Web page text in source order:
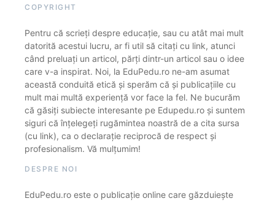
COPYRIGHT
Pentru că scrieți despre educație, sau cu atât mai mult
datorită acestui lucru, ar fi util să citați cu link, atunci
când preluați un articol, părți dintr-un articol sau o idee
care v-a inspirat. Noi, la EduPedu.ro ne-am asumat
această conduită etică și sperăm că și publicațiile cu
mult mai multă experiență vor face la fel. Ne bucurăm
că găsiți subiecte interesante pe Edupedu.ro și suntem
siguri că înțelegeți rugămintea noastră de a cita sursa
(cu link), ca o declarație reciprocă de respect și
profesionalism. Vă mulțumim!
DESPRE NOI
EduPedu.ro este o publicație online care găzduiește